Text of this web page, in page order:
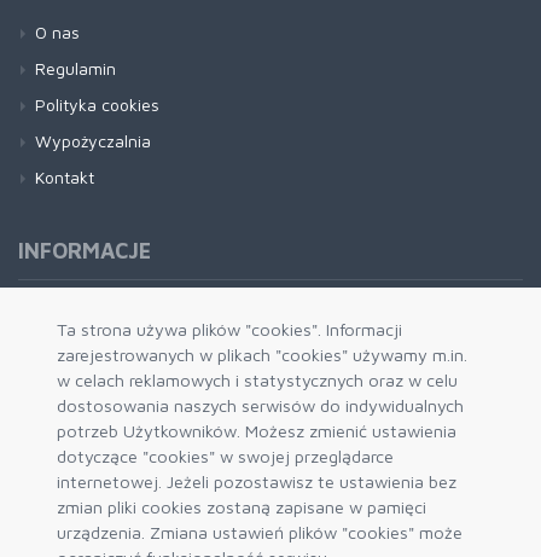
Ta strona używa plików "cookies". Informacji
zarejestrowanych w plikach "cookies" używamy m.in.
w celach reklamowych i statystycznych oraz w celu
dostosowania naszych serwisów do indywidualnych
potrzeb Użytkowników. Możesz zmienić ustawienia
dotyczące "cookies" w swojej przeglądarce
internetowej. Jeżeli pozostawisz te ustawienia bez
zmian pliki cookies zostaną zapisane w pamięci
urządzenia. Zmiana ustawień plików "cookies" może
O nas
Regulamin
Polityka cookies
Wypożyczalnia
Kontakt
INFORMACJE
Formy płatności
Dostawa i wysyłka
Zwrot i wymiana
System rabatowy
Kody rabatowe
Blog